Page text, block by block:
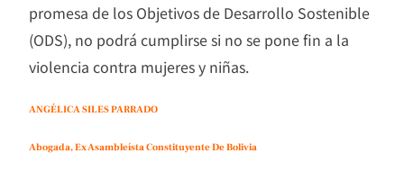
promesa de los Objetivos de Desarrollo Sostenible
(ODS), no podrá cumplirse si no se pone fin a la
violencia contra mujeres y niñas.
ANGÉLICA SILES PARRADO
Abogada, Ex Asambleísta Constituyente De Bolivia